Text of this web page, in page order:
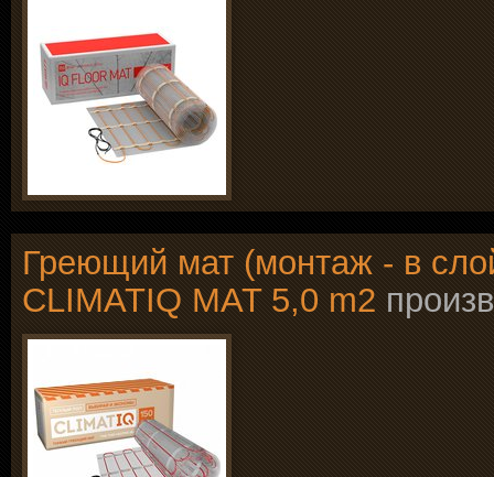
Греющий мат (монтаж - в
CLIMATIQ MAT 5,0 m2